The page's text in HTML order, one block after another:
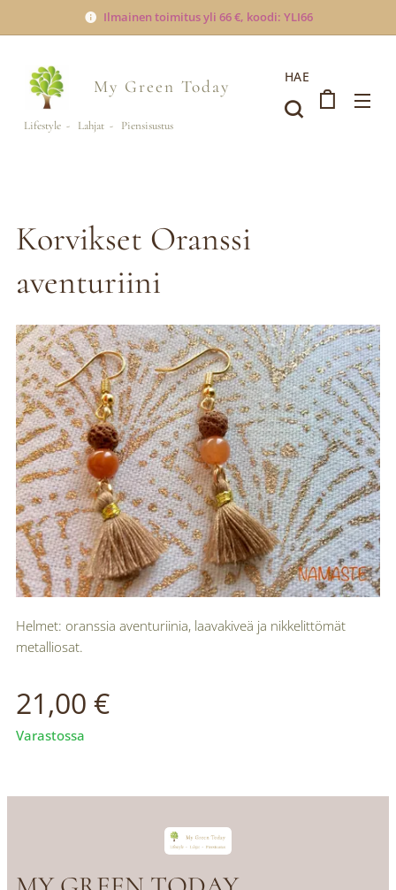
Ilmainen toimitus yli 66 €, koodi: YLI66
My Green Today
Lifestyle - Lahjat - Piensisustus
HAE
Korvikset Oranssi
aventuriini
Helmet: oranssia aventuriinia, laavakiveä ja nikkelittömät
metalliosat.
21,00 €
Varastossa